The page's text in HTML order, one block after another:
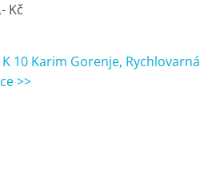
Kč
10 Karim Gorenje, Rychlovarná
>>